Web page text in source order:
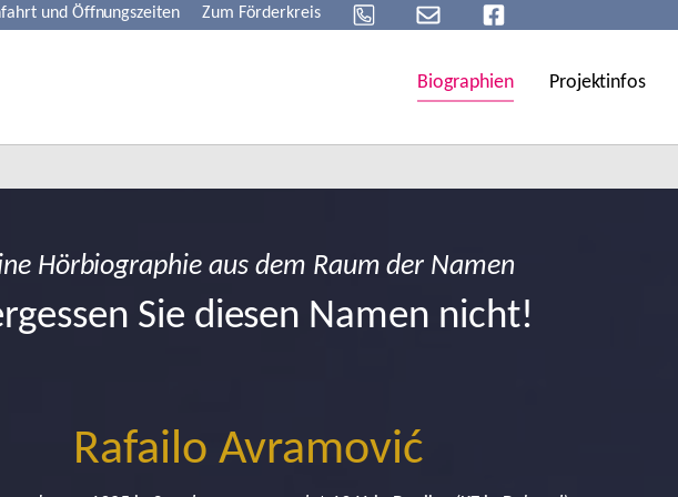
und Öffnungszeiten Zum Förderkreis
Biographien Projektinfos
Hörbiographie aus dem Raum der Namen
Sie diesen Namen nicht!
Rafailo Avramović